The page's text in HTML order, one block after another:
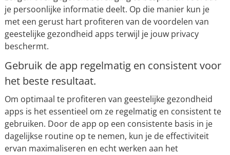
je persoonlijke informatie deelt. Op die manier kun je
met een gerust hart profiteren van de voordelen van
geestelijke gezondheid apps terwijl je jouw privacy
beschermt.
Gebruik de app regelmatig en consistent voor
het beste resultaat.
Om optimaal te profiteren van geestelijke gezondheid
apps is het essentieel om ze regelmatig en consistent te
gebruiken. Door de app op een consistente basis in je
dagelijkse routine op te nemen, kun je de effectiviteit
ervan maximaliseren en echt werken aan het